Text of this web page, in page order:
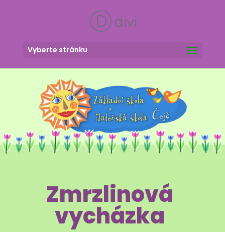
Vyberte stránku
Zmrzlinová
vycházka